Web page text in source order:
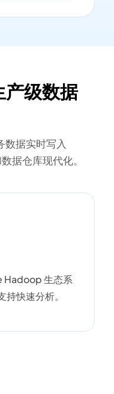
产级数据
据实时写入
据仓库现代化。
Hadoop 生态系
快速分析。